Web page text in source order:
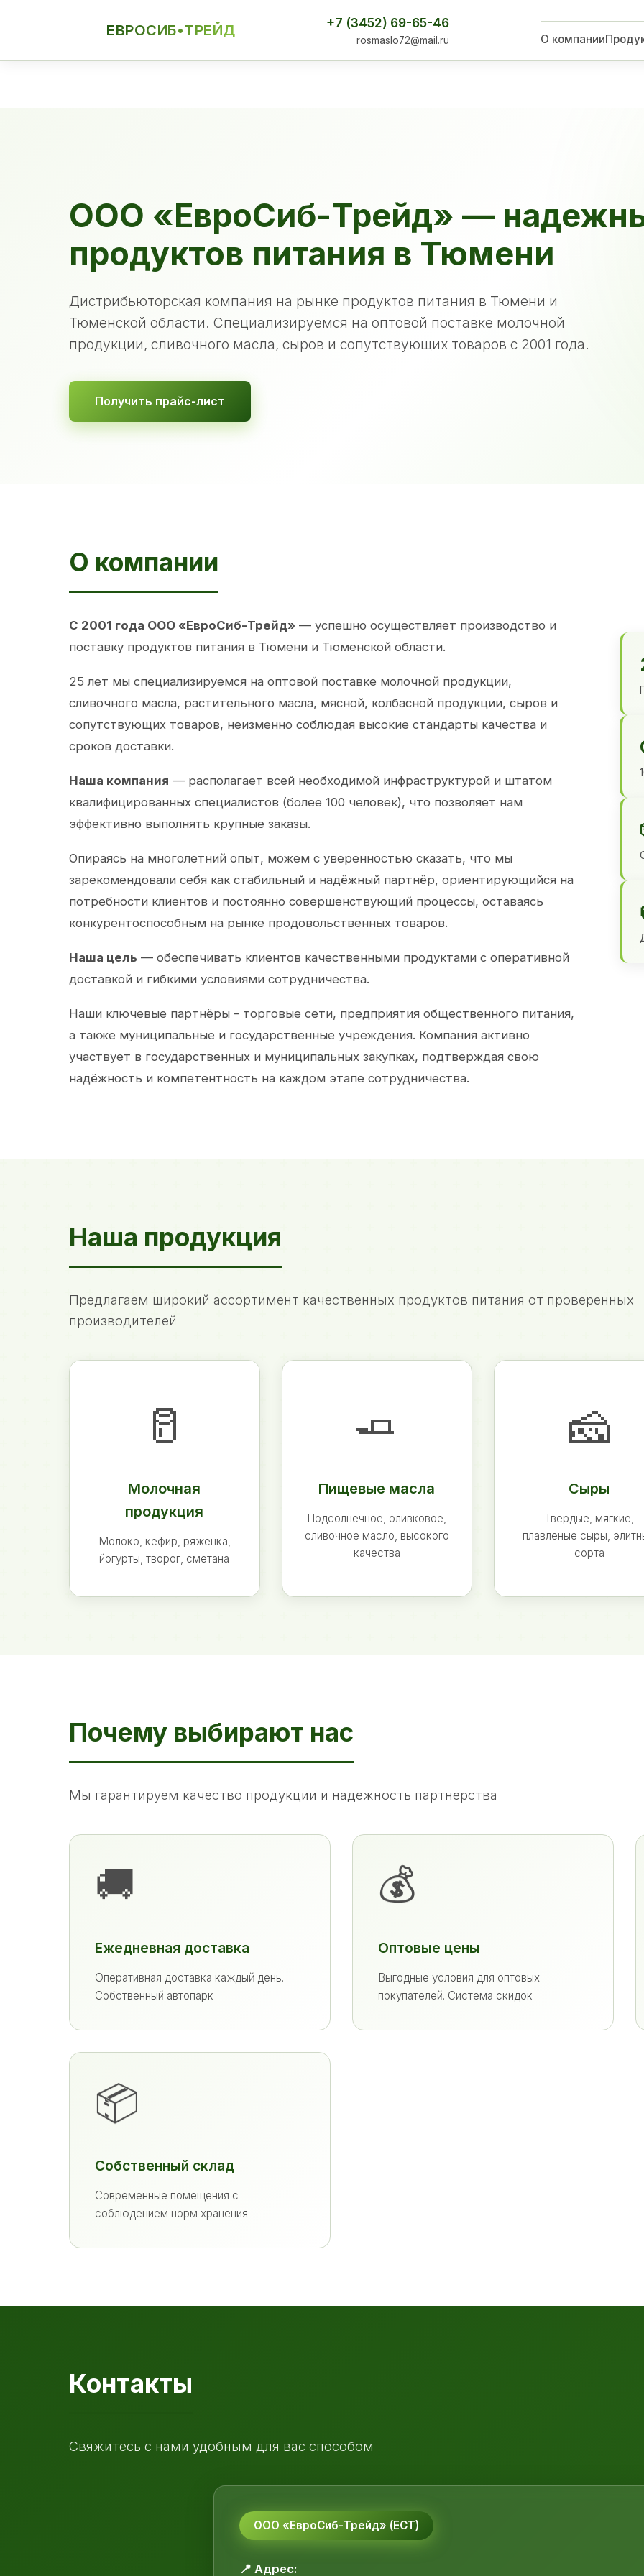
ЕВРОСИБ•ТРЕЙД +7 (3452) 69-65-46
rosmaslo72@mail.ru О компании
ООО «ЕвроСиб-Трейд» —
продуктов питания в Тюмени
Дистрибьюторская компания на рынке продуктов питания в Тюмени и
Тюменской области. Специализируемся на оптовой поставке молочной
продукции, сливочного масла, сыров и сопутствующих товаров с 2001 года.
Получить прайс-лист
О компании
С 2001 года ООО «ЕвроСиб-Трейд» — успешно осуществляет производство и
поставку продуктов питания в Тюмени и Тюменской области.
25 лет мы специализируемся на оптовой поставке молочной продукции,
сливочного масла, растительного масла, мясной, колбасной продукции, сыров и
сопутствующих товаров, неизменно соблюдая высокие стандарты качества и
сроков доставки.
Наша компания — располагает всей необходимой инфраструктурой и штатом
квалифицированных специалистов (более 100 человек), что позволяет нам
эффективно выполнять крупные заказы.
Опираясь на многолетний опыт, можем с уверенностью сказать, что мы
зарекомендовали себя как стабильный и надёжный партнёр, ориентирующийся на
потребности клиентов и постоянно совершенствующий процессы, оставаясь
конкурентоспособным на рынке продовольственных товаров.
Наша цель — обеспечивать клиентов качественными продуктами с оперативной
доставкой и гибкими условиями сотрудничества.
Наши ключевые партнёры – торговые сети, предприятия общественного питания,
а также муниципальные и государственные учреждения. Компания активно
участвует в государственных и муниципальных закупках, подтверждая свою
надёжность и компетентность на каждом этапе сотрудничества.
Наша продукция
Предлагаем широкий ассортимент качественных продуктов питания от проверенных
производителей
🥛
Молочная
продукция
Молоко, кефир, ряженка,
йогурты, творог, сметана
🧈
Пищевые масла
Подсолнечное, оливковое,
сливочное масло, высокого
качества
🧀
Сыры
Твердые, мягкие,
плавленые сыры,
сорта
Почему выбирают нас
Мы гарантируем качество продукции и надежность партнерства
🚚
Ежедневная доставка
Оперативная доставка каждый день.
Собственный автопарк
💰
Оптовые цены
Выгодные условия для оптовых
покупателей. Система скидок
📦
Собственный склад
Современные помещения с
соблюдением норм хранения
Контакты
Свяжитесь с нами удобным для вас способом
ООО «ЕвроСиб-Трейд» (ЕСТ)
📍 Адрес: